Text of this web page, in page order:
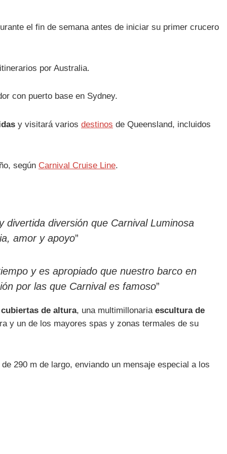
el fin de semana antes de iniciar su primer crucero
por Australia.
con puerto base en Sydney.
y visitará varios destinos de Queensland, incluidos
según Carnival Cruise Line.
diversión que Carnival Luminosa
amor y apoyo”
y es apropiado que nuestro barco en
por las que Carnival es famoso”
de altura, una multimillonaria escultura de
y un de los mayores spas y zonas termales de su
290 m de largo, enviando un mensaje especial a los